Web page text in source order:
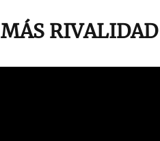
MÁS RIVALIDAD